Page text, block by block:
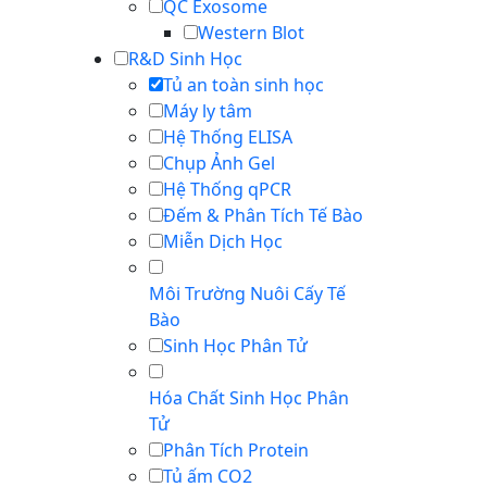
QC Exosome
Western Blot
R&D Sinh Học
Tủ an toàn sinh học
Máy ly tâm
Hệ Thống ELISA
Chụp Ảnh Gel
Hệ Thống qPCR
Đếm & Phân Tích Tế Bào
Miễn Dịch Học
Môi Trường Nuôi Cấy Tế
Bào
Sinh Học Phân Tử
Hóa Chất Sinh Học Phân
Tử
Phân Tích Protein
Tủ ấm CO2